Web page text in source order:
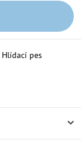
Hlídací pes